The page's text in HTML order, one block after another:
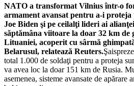
NATO a transformat Vilnius într-o
armament avansat pentru a-i proteja
Joe Biden şi pe ceilalţi lideri ai
săptămâna viitoare la doar 32 km
Lituaniei, acoperit cu sârmă
Belarusul, relatează Reuters.
total 1.000 de soldaţi pentru a proteja
va avea loc la doar 151 km de Rusia.
asemenea, sisteme avansate de apărare